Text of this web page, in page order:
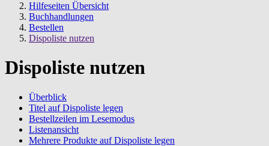
Hilfeseiten Übersicht
Buchhandlungen
Bestellen
Dispoliste nutzen
Dispoliste nutzen
Überblick
Titel auf Dispoliste legen
Bestellzeilen im Lesemodus
Listenansicht
Mehrere Produkte auf Dispoliste legen